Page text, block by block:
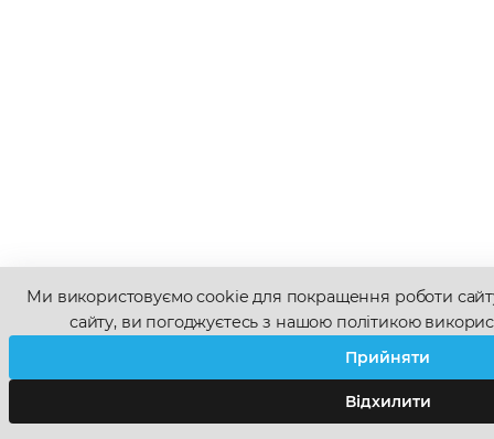
Ми використовуємо cookie для покращення роботи
сайту, ви погоджуєтесь з нашою політикою
Прийняти
Відхилити